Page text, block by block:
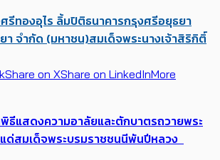
รีทองอุไร ลิ้มปิติธนาคารกรุงศรีอยุธยา
า จำกัด (มหาชน)สมเด็จพระนางเจ้าสิริกิติ์
Share on XShare on LinkedInMore
ธีแสดงความอาลัยและตักบาตรถวายพระ
ด่สมเด็จพระบรมราชชนนีพันปีหลวง